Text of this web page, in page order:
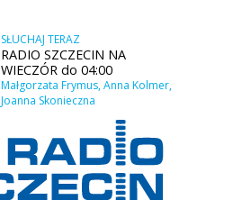
SŁUCHAJ TERAZ
RADIO SZCZECIN NA
WIECZÓR do 04:00
Małgorzata Frymus, Anna Kolmer,
Joanna Skonieczna